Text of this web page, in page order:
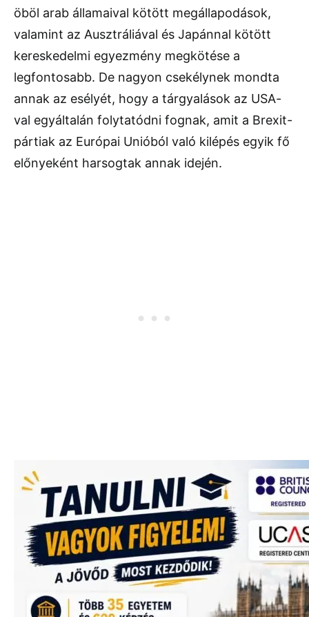
öböl arab államaival kötött megállapodások,
valamint az Ausztráliával és Japánnal kötött
kereskedelmi egyezmény megkötése a
legfontosabb. De nagyon csekélynek mondta
annak az esélyét, hogy a tárgyalások az USA-
val egyáltalán folytatódni fognak, amit a Brexit-
pártiak az Európai Unióból való kilépés egyik fő
előnyeként harsogtak annak idején.